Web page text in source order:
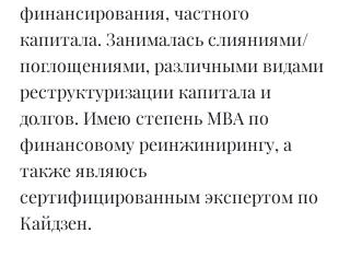
финансирования, частного
капитала. Занималась слияниями/
поглощениями, различными видами
реструктуризации капитала и
долгов. Имею степень МВА по
финансовому реинжинирингу, а
также являюсь
сертифицированным экспертом по
Кайдзен.